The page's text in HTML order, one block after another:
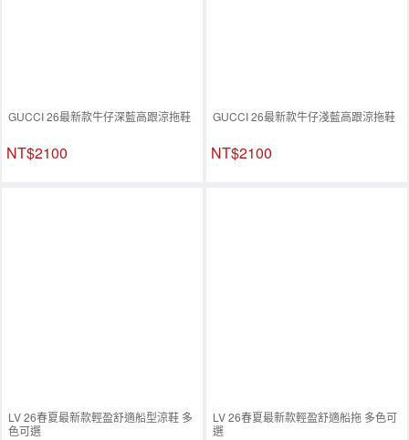
GUCCI 26最新款牛仔深藍高跟涼拖鞋
NT$2100
GUCCI 26最新款牛仔淺藍高跟涼拖鞋
NT$2100
LV 26春夏最新款輕盈舒適船型涼鞋 多
色可選
LV 26春夏最新款輕盈舒適船拖 多色可
選